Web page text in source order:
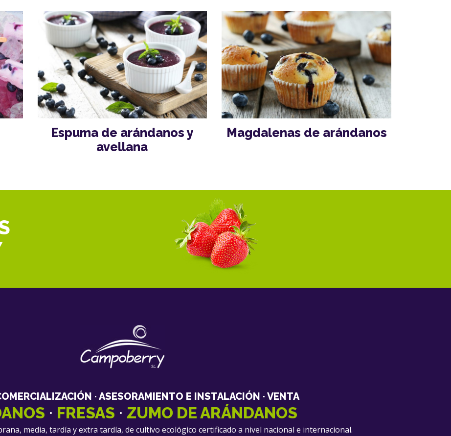
Espuma de arándanos y
avellana
Magdalenas de arándanos
· ASESORAMIENTO E INSTALACIÓN · VENTA
· FRESAS · ZUMO DE ARÁNDANOS
media, tardía y extra tardía, de cultivo ecológico certificado a nivel nacional e internacional.